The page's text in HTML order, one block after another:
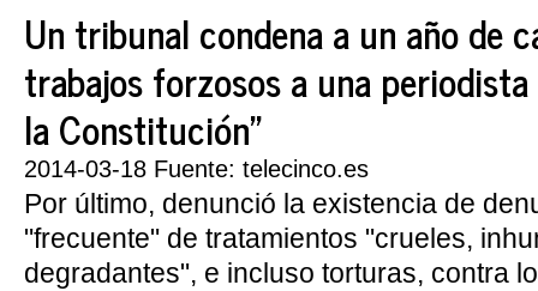
Un tribunal condena a un año de
trabajos forzosos a una
la Constitución"
2014-03-18 Fuente: telecinco.es
Por último, denunció la existencia de
"frecuente" de tratamientos "crueles,
degradantes", e incluso torturas, contra